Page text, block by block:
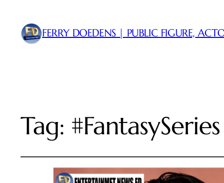
FERRY DOEDENS | PUBLIC FIGURE,
Tag: #FantasySeries